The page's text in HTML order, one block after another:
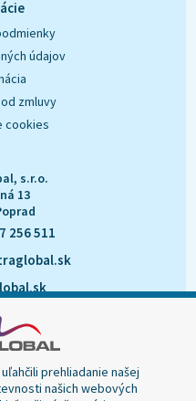
údajov
zmluvy
cookies
s.r.o.
13
256 511
prehliadanie našej
našich webových